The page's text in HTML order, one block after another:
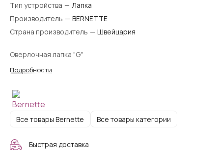
Тип устройства — Лапка
Производитель — BERNETTE
Страна производитель — Швейцария
Оверлочная лапка "G"
Подробности
Все товары Bernette Все товары категории
Быстрая доставка